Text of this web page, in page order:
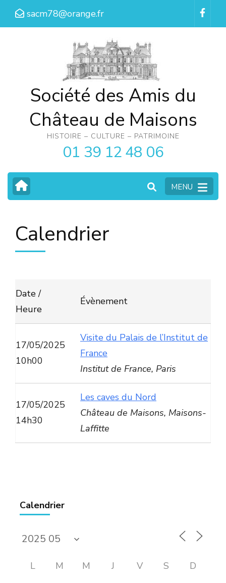
Aller
sacm78@orange.fr
Société des Amis du
Château de Maisons
HISTOIRE – CULTURE – PATRIMOINE
01 39 12 48 06
MENU
Calendrier
Date /
Heure
Évènement
17/05/2025
10h00
Visite du Palais de l’Institut de
France
Institut de France, Paris
17/05/2025
14h30
Les caves du Nord
Château de Maisons, Maisons-
Laffitte
Calendrier
L M M J V S D